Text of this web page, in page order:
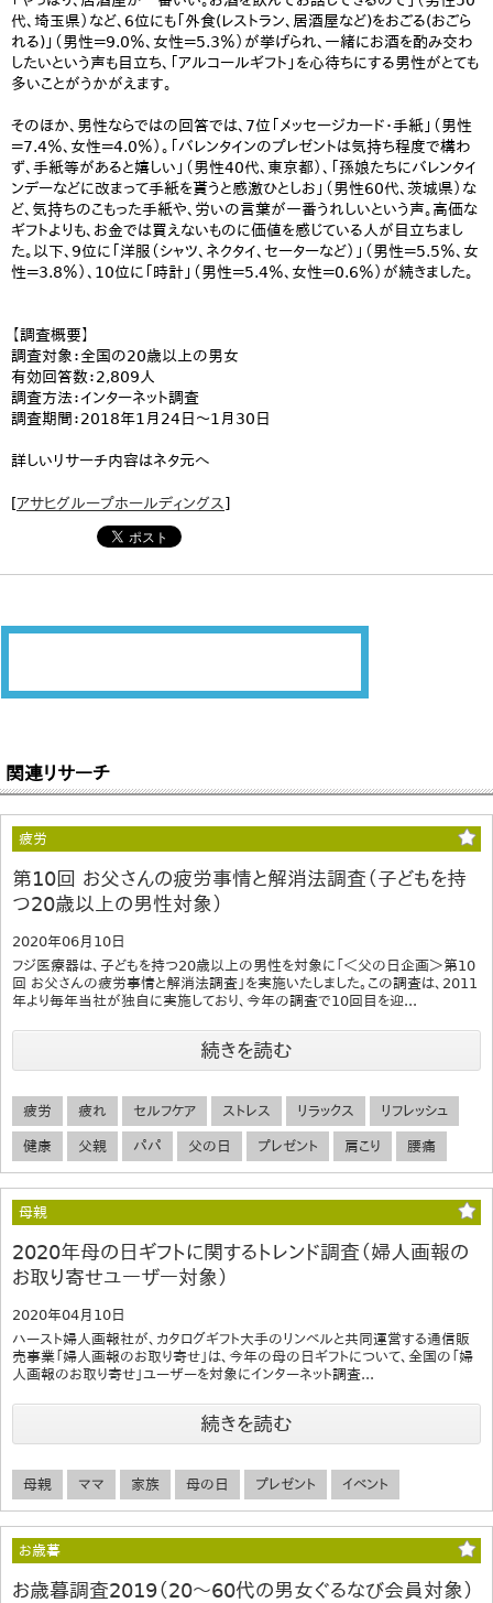
代、埼玉県）など、6位にも「外食(レストラン、居酒屋など)をおごる(おごら
れる)」（男性＝9.0％、女性＝5.3％）が挙げられ、一緒にお酒を酌み交わ
したいという声も目立ち、「アルコールギフト」を心待ちにする男性がとても
多いことがうかがえます。
そのほか、男性ならではの回答では、7位「メッセージカード・手紙」（男性
＝7.4％、女性＝4.0％）。「バレンタインのプレゼントは気持ち程度で構わ
ず、手紙等があると嬉しい」（男性40代、東京都）、「孫娘たちにバレンタイ
ンデーなどに改まって手紙を貰うと感激ひとしお」（男性60代、茨城県）な
ど、気持ちのこもった手紙や、労いの言葉が一番うれしいという声。高価な
ギフトよりも、お金では買えないものに価値を感じている人が目立ちまし
た。以下、9位に「洋服（シャツ、ネクタイ、セーターなど）」（男性＝5.5％、女
性＝3.8％）、10位に「時計」（男性＝5.4％、女性＝0.6％）が続きました。
【調査概要】
調査対象：全国の20歳以上の男女
有効回答数：2,809人
調査方法：インターネット調査
調査期間：2018年1月24日～1月30日
詳しいリサーチ内容はネタ元へ
[アサヒグループホールディングス]
関連リサーチ
疲労
第10回 お父さんの疲労事情と解消法調査（子どもを持
つ20歳以上の男性対象）
2020年06月10日
フジ医療器は、子どもを持つ20歳以上の男性を対象に「＜父の日企画＞第10
回 お父さんの疲労事情と解消法調査」を実施いたしました。この調査は、2011
年より毎年当社が独自に実施しており、今年の調査で10回目を迎...
続きを読む
疲労 疲れ セルフケア ストレス リラックス リフレッシュ
健康 父親 パパ 父の日 プレゼント 肩こり 腰痛
母親
2020年母の日ギフトに関するトレンド調査（婦人画報の
お取り寄せユーザー対象）
2020年04月10日
ハースト婦人画報社が、カタログギフト大手のリンベルと共同運営する通信販
売事業「婦人画報のお取り寄せ」は、今年の母の日ギフトについて、全国の「婦
人画報のお取り寄せ」ユーザーを対象にインターネット調査...
続きを読む
母親 ママ 家族 母の日 プレゼント イベント
お歳暮
お歳暮調査2019（20～60代の男女ぐるなび会員対象）